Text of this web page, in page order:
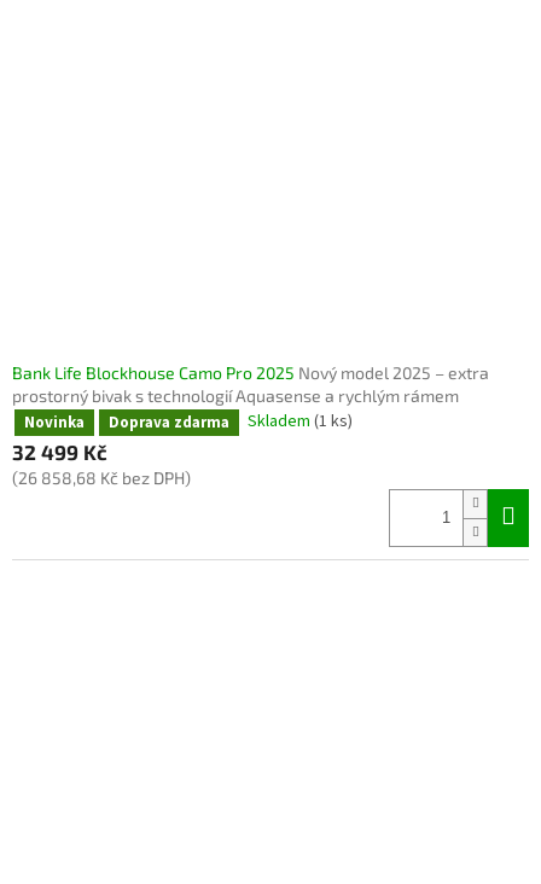
Bank Life Blockhouse Camo Pro 2025 Nový model 2025 – extra
prostorný bivak s technologií Aquasense a rychlým rámem
Novinka Doprava zdarma Skladem (1 ks)
32 499 Kč
(26 858,68 Kč bez DPH)